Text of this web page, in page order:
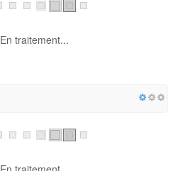
En traitement...